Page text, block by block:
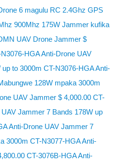
6 magulu RC 2.4Ghz GPS
900Mhz 175W Jammer kufika
UAV Drone Jammer $
HGA Anti-Drone UAV
to 3000m CT-N3076-HGA ​​Anti-
128W mpaka 3000m
UAV Jammer $ 4,000.00 CT-
Jammer 7 Bands 178W up
Anti-Drone UAV Jammer 7
3000m CT-N3077-HGA Anti-
CT-3076B-HGA Anti-